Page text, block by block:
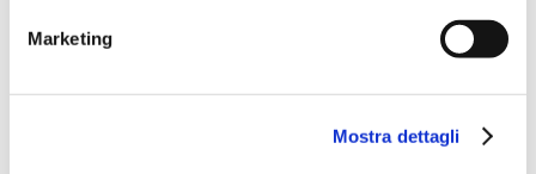
Marketing
Mostra dettagli